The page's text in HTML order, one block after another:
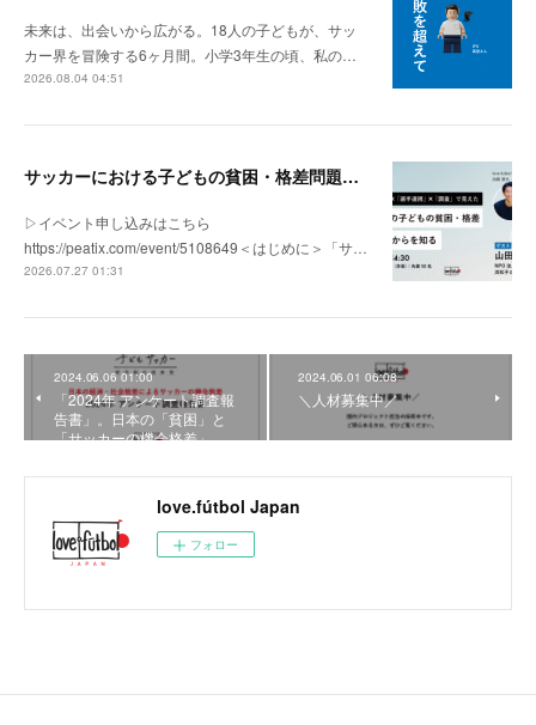
未来は、出会いから広がる。18人の子どもが、サッ
カー界を冒険する6ヶ月間。小学3年生の頃、私の…
2026.08.04 04:51
サッカーにおける子どもの貧困・格差問題の現状 | 「社会とサッカー」vol.1
▷イベント申し込みはこちら
https://peatix.com/event/5108649＜はじめに＞「サ…
2026.07.27 01:31
2024.06.06 01:00
「2024年 アンケート調査報
告書」。日本の「貧困」と
「サッカーの機会格差」…
2024.06.01 06:08
＼人材募集中／
love.fútbol Japan
フォロー